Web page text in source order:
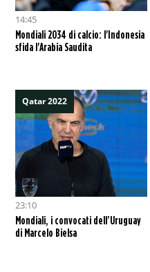
14:45
Mondiali 2034 di calcio: l'Indonesia
sfida l'Arabia Saudita
Qatar 2022
23:10
Mondiali, i convocati dell’Uruguay
di Marcelo Bielsa